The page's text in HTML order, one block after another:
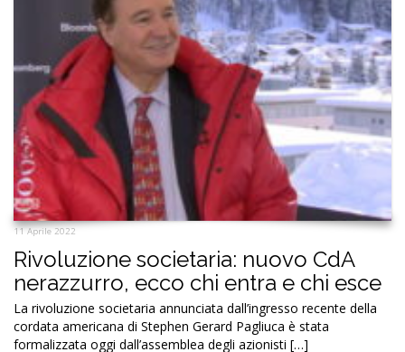
11 Aprile 2022
Rivoluzione societaria: nuovo CdA
nerazzurro, ecco chi entra e chi esce
La rivoluzione societaria annunciata dall’ingresso recente della
cordata americana di Stephen Gerard Pagliuca è stata
formalizzata oggi dall’assemblea degli azionisti […]